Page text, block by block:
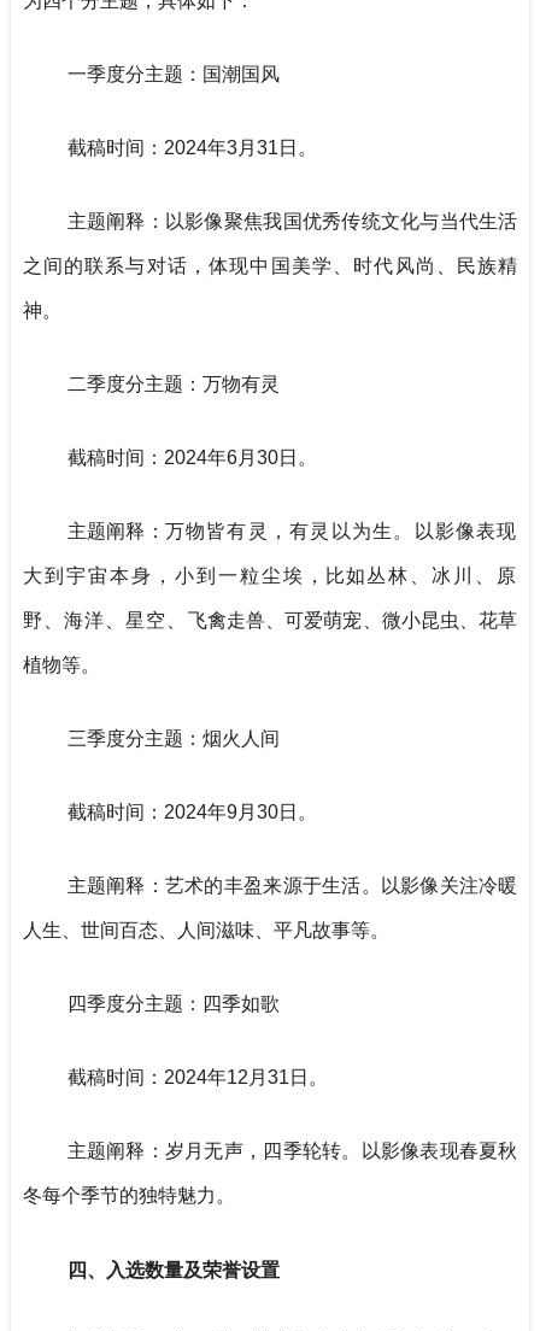
一季度分主题：国潮国风
截稿时间：2024年3月31日。
主题阐释：以影像聚焦我国优秀传统文化与当代生活
之间的联系与对话，体现中国美学、时代风尚、民族精
神。
二季度分主题：万物有灵
截稿时间：2024年6月30日。
主题阐释： 万物皆有灵，有灵以为生。以影像表现
大到宇宙本身，小到一粒尘埃 ，比如丛林、冰川、原
野、海洋、星空、 飞禽走兽、可爱萌宠、微小昆虫、花草
植物等。
三季度分主题：烟火人间
截稿时间：2024年9月30日。
主题阐释：艺术的丰盈来源于生活。以影像关注冷暖
人生、世间百态、人间滋味、平凡故事等。
四季度分主题：四季如歌
截稿时间：2024年12月31日。
主题阐释：岁月无声，四季轮转。以影像表现春夏秋
冬每个季节的独特魅力。
四、入选数量及荣誉设置